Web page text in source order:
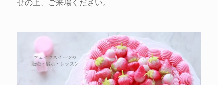
せの上、ご来場ください。